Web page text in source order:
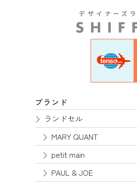
ブランド
ランドセル
MARY QUANT
petit main
PAUL & JOE